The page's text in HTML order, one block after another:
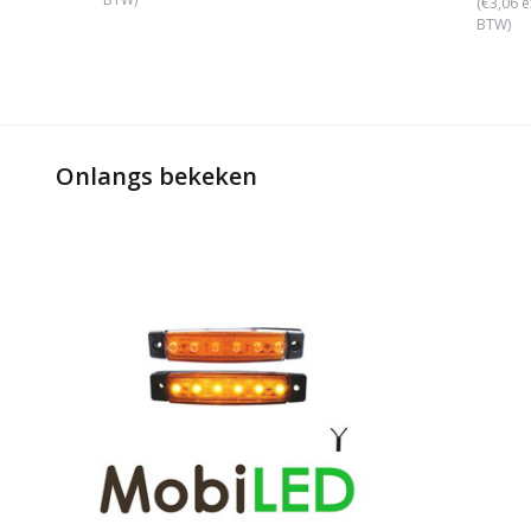
BTW)
Onlangs bekeken